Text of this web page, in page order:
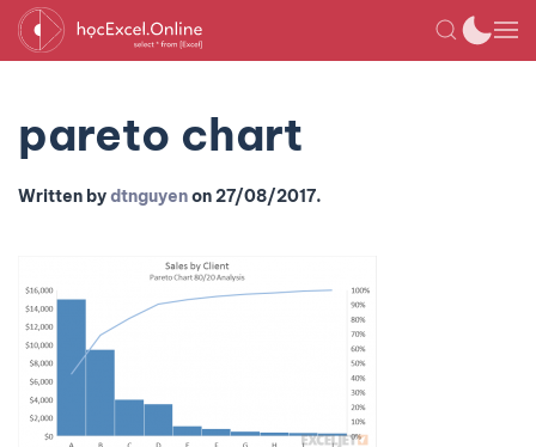
pareto chart
Written bydtnguyenon27/08/2017.